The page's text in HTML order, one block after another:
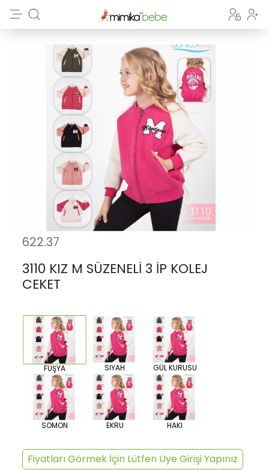
622.37
3110 KIZ M SÜZENELİ 3 İP KOLEJ
CEKET
FUŞYA SIYAH GÜL KURUSU
SOMON EKRU HAKI
Fiyatları Görmek İçin Lütfen Üye Girişi Yapınız